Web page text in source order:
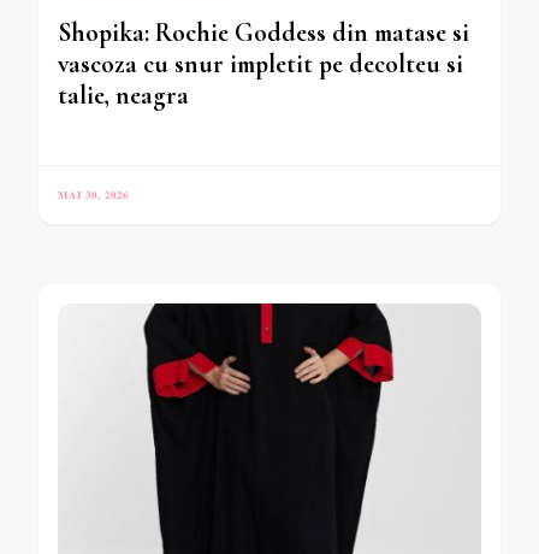
Shopika: Rochie Goddess din matase si
vascoza cu snur impletit pe decolteu si
talie, neagra
MAI 30, 2026